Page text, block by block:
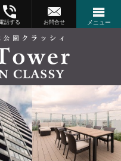
電話する お問合せ メニュー